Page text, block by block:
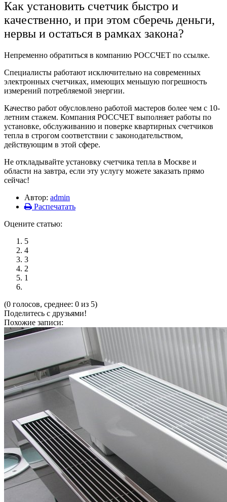
Как установить счетчик быстро и
качественно, и при этом сберечь деньги,
нервы и остаться в рамках закона?
Непременно обратиться в компанию РОССЧЕТ по ссылке.
Специалисты работают исключительно на современных
электронных счетчиках, имеющих меньшую погрешность
измерений потребляемой энергии.
Качество работ обусловлено работой мастеров более чем с 10-
летним стажем. Компания РОССЧЕТ выполняет работы по
установке, обслуживанию и поверке квартирных счетчиков
тепла в строгом соответствии с законодательством,
действующим в этой сфере.
Не откладывайте установку счетчика тепла в Москве и
области на завтра, если эту услугу можете заказать прямо
сейчас!
Автор: admin
Распечатать
Оцените статью:
5
4
3
2
1
(0 голосов, среднее: 0 из 5)
Поделитесь с друзьями!
Похожие записи: